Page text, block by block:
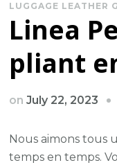
LUGGAGE LEATHER
Linea
pliant
onJuly 22, 2023
Nous aimons tous
temps en temps.